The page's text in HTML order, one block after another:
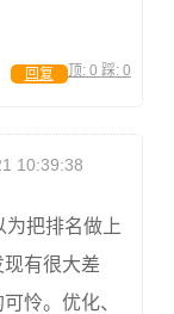
顶: 0 踩: 0
回复
10:39:38
为把排名做上
有很大差
怜。优化、